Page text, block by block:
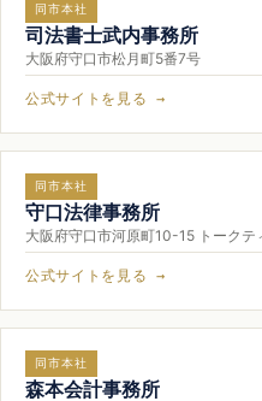
同市本社
司法書士武内事務所
大阪府守口市松月町5番7号
公式サイトを見る →
同市本社
守口法律事務所
大阪府守口市河原町10-15 トークテ
公式サイトを見る →
同市本社
森本会計事務所